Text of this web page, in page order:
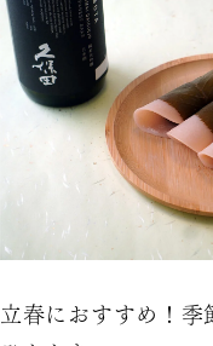
立春におすすめ！季